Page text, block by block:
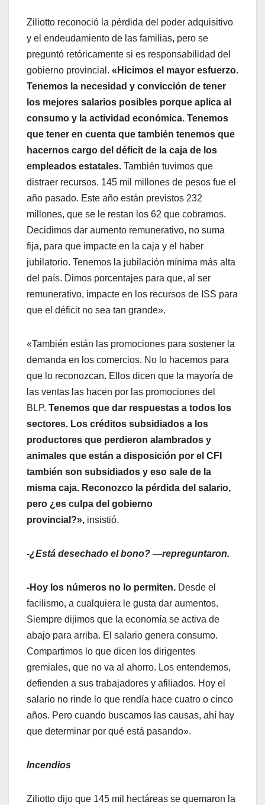
Ziliotto reconoció la pérdida del poder adquisitivo
y el endeudamiento de las familias, pero se
preguntó retóricamente si es responsabilidad del
gobierno provincial. «Hicimos el mayor esfuerzo.
Tenemos la necesidad y convicción de tener
los mejores salarios posibles porque aplica al
consumo y la actividad económica. Tenemos
que tener en cuenta que también tenemos que
hacernos cargo del déficit de la caja de los
empleados estatales. También tuvimos que
distraer recursos. 145 mil millones de pesos fue el
año pasado. Este año están previstos 232
millones, que se le restan los 62 que cobramos.
Decidimos dar aumento remunerativo, no suma
fija, para que impacte en la caja y el haber
jubilatorio. Tenemos la jubilación mínima más alta
del país. Dimos porcentajes para que, al ser
remunerativo, impacte en los recursos de ISS para
que el déficit no sea tan grande».
«También están las promociones para sostener la
demanda en los comercios. No lo hacemos para
que lo reconozcan. Ellos dicen que la mayoría de
las ventas las hacen por las promociones del
BLP. Tenemos que dar respuestas a todos los
sectores. Los créditos subsidiados a los
productores que perdieron alambrados y
animales que están a disposición por el CFI
también son subsidiados y eso sale de la
misma caja. Reconozco la pérdida del salario,
pero ¿es culpa del gobierno
provincial?», insistió.
-¿Está desechado el bono? —repreguntaron.
-Hoy los números no lo permiten. Desde el
facilismo, a cualquiera le gusta dar aumentos.
Siempre dijimos que la economía se activa de
abajo para arriba. El salario genera consumo.
Compartimos lo que dicen los dirigentes
gremiales, que no va al ahorro. Los entendemos,
defienden a sus trabajadores y afiliados. Hoy el
salario no rinde lo que rendía hace cuatro o cinco
años. Pero cuando buscamos las causas, ahí hay
que determinar por qué está pasando».
Incendios
Ziliotto dijo que 145 mil hectáreas se quemaron la